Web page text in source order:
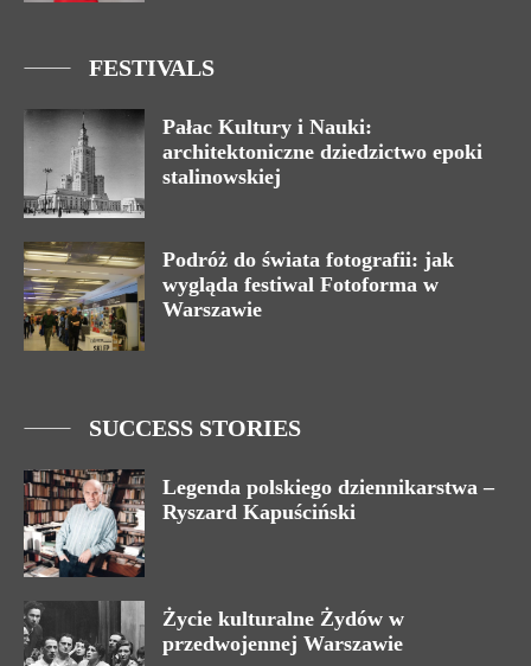
FESTIVALS
Pałac Kultury i Nauki:
architektoniczne dziedzictwo epoki
stalinowskiej
Podróż do świata fotografii: jak
wygląda festiwal Fotoforma w
Warszawie
SUCCESS STORIES
Legenda polskiego dziennikarstwa –
Ryszard Kapuściński
Życie kulturalne Żydów w
przedwojennej Warszawie